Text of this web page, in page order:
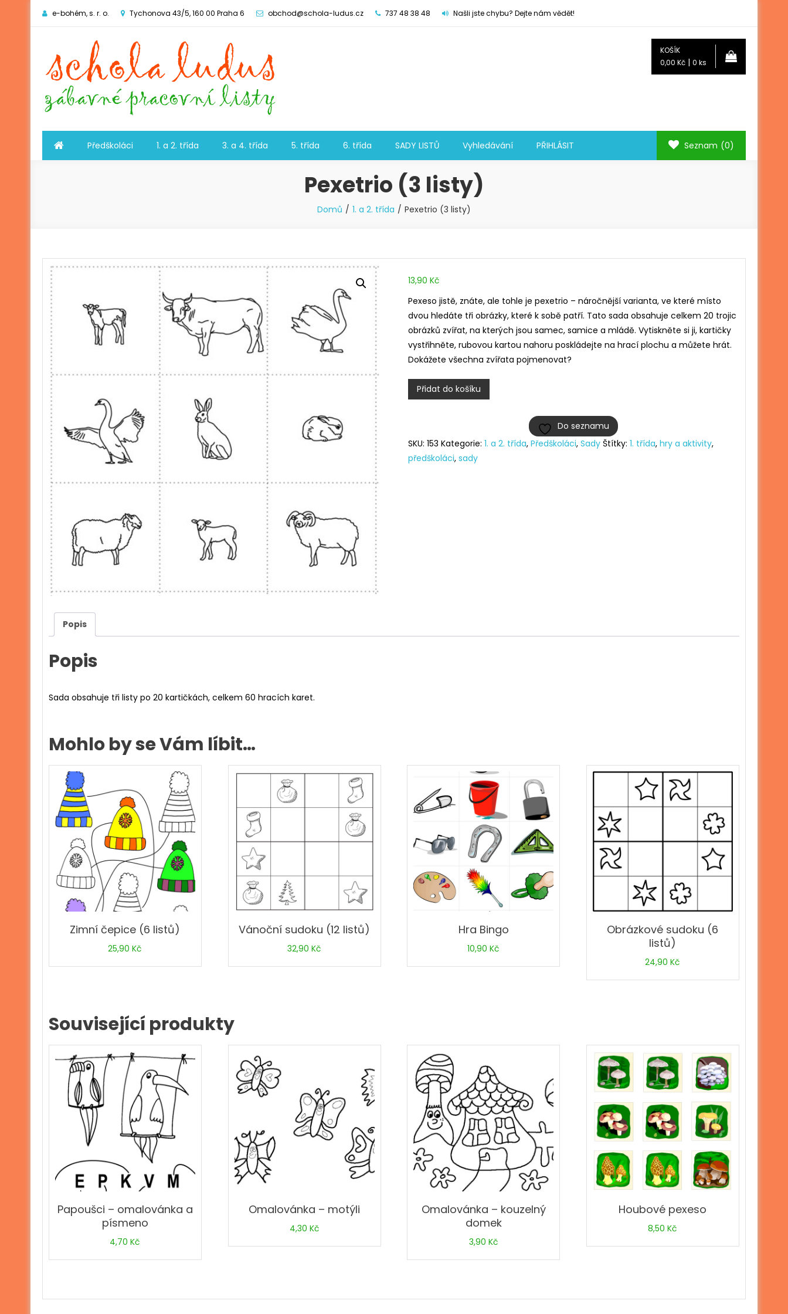
e-bohém, s. r. o. Tychonova 43/5, 160 00 Praha 6 obchod@schola-ludus.cz 737 48 38 48 Našli jste chybu? Dejte nám vědět!
KOŠÍK
0,00 Kč | 0 ks
Předškoláci 1. a 2. třída 3. a 4. třída 5. třída 6. třída SADY LISTŮ Vyhledávání PŘIHLÁSIT Seznam (0)
Pexetrio (3 listy)
Domů 1. a 2. třída Pexetrio (3 listy)
13,90 Kč
Pexeso jistě, znáte, ale tohle je pexetrio – náročnější varianta, ve které místo
dvou hledáte tři obrázky, které k sobě patří. Tato sada obsahuje celkem 20 trojic
obrázků zvířat, na kterých jsou samec, samice a mládě. Vytiskněte si ji, kartičky
vystřihněte, rubovou kartou nahoru poskládejte na hrací plochu a můžete hrát.
Dokážete všechna zvířata pojmenovat?
Pexetrio
(3
Přidat do košíku
Do seznamu
SKU: 153 Kategorie: 1. a 2. třída, Předškoláci, Sady Štítky: 1. třída, hry a aktivity,
předškoláci, sady
Popis
Popis
Sada obsahuje tři listy po 20 kartičkách, celkem 60 hracích karet.
Mohlo by se Vám líbit…
Zimní čepice (6 listů)
25,90Kč
Vánoční sudoku (12 listů)
32,90Kč
Hra Bingo
10,90Kč
Obrázkové sudoku (6
listů)
24,90Kč
Související produkty
Papoušci – omalovánka a
písmeno
4,70Kč
Omalovánka – motýli
4,30 Kč
Omalovánka – kouzelný
domek
3,90 Kč
Houbové pexeso
8,50Kč